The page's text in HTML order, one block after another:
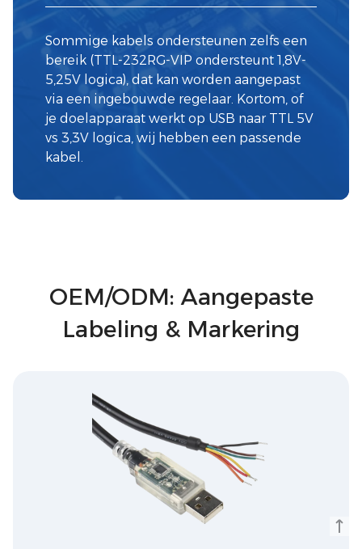
Sommige kabels ondersteunen zelfs een
bereik (TTL-232RG-VIP ondersteunt 1,8V-
5,25V logica), dat kan worden aangepast
via een ingebouwde regelaar. Kortom, of
je doelapparaat werkt op USB naar TTL 5V
vs 3,3V logica, wij hebben een passende
kabel.
OEM/ODM: Aangepaste
Labeling & Markering